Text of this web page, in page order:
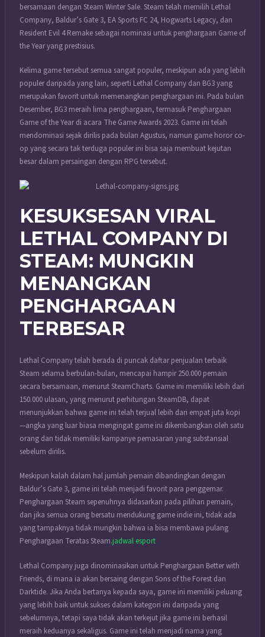
bersamaan dengan Steam Winter Sale. Steam telah memilih Lethal
Company, Baldur’s Gate 3, EA Sports FC 24, Hogwarts Legacy, dan
Resident Evil 4 Remake sebagai nominasi untuk penghargaan Game of
the Year yang prestisius.
Kelima game tersebut semua sangat populer, meskipun ada yang lebih
populer daripada yang lain, seperti Lethal Company dan BG3 yang
merupakan favorit untuk memenangkan penghargaan ini. Pada bulan
Desember, BG3 meraih lima penghargaan, termasuk Penghargaan
Game of the Year di acara The Game Awards 2023. Game ini telah
mendominasi sejak dirilis pada bulan Agustus, namun game horor co-
op yang secara tak terduga populer ini bisa saja membuat kejutan
besar dalam persaingan dengan RPG tersebut.
KESUKSESAN VIRAL
LETHAL COMPANY DI
STEAM: MUNGKIN
MENANGKAN
PENGHARGAAN
TERBESAR
Lethal Company telah berada di puncak daftar penjualan terbaik
Steam selama berbulan-bulan, mencapai hampir 250.000 pemain
secara bersamaan, menurut SteamCharts. Game ini memiliki lebih dari
150.000 ulasan, yang menurut perhitungan SteamDB, dapat
menunjukkan bahwa game ini telah terjual lebih dari empat juta kopi
—angka yang luar biasa mengingat game ini dikembangkan oleh satu
orang dan tidak memiliki kampanye pemasaran yang substansial
sebelum dirilis.
Meskipun kalah dalam hal jumlah pemain dibandingkan dengan
Baldur’s Gate 3, game ini telah menjadi favorit para penggemar.
Penghargaan Steam sepenuhnya didasarkan pada pilihan pemain,
dan jika semua orang bersatu mendukung game indie ini, tidak ada
yang tampaknya tidak mungkin bahwa ia bisa membawa pulang
Penghargaan Teratas Steam.jadwal esport
Lethal Company juga dinominasikan untuk Penghargaan Better with
Friends, di mana ia akan bersaing dengan Sons of the Forest dan
Darktide. Jika Anda bertanya kepada saya, game ini memiliki peluang
yang lebih baik untuk sukses dalam kategori ini daripada yang
sebelumnya, tetapi saya tidak akan terkejut jika game ini berhasil
meraih keduanya sekaligus. Game ini telah menjadi nama yang